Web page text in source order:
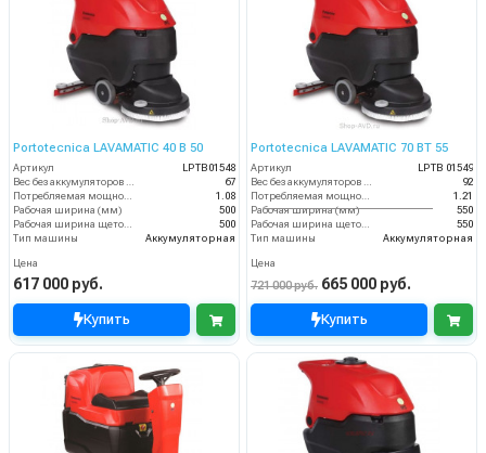
Portotecnica LAVAMATIC 40 B 50
Артикул
LPTB01548
Вес без аккумуляторов (кг)
67
Потребляемая мощность (кВт)
1.08
Рабочая ширина (мм)
500
Рабочая ширина щеток (мм)
500
Тип машины
Аккумуляторная
Цена
617 000 руб.
Купить
Portotecnica LAVAMATIC 70 BT 55
Артикул
LPTB 01549
Вес без аккумуляторов (кг)
92
Потребляемая мощность (кВт)
1.21
Рабочая ширина (мм)
550
Рабочая ширина щеток (мм)
550
Тип машины
Аккумуляторная
Цена
721 000 руб. 665 000 руб.
Купить